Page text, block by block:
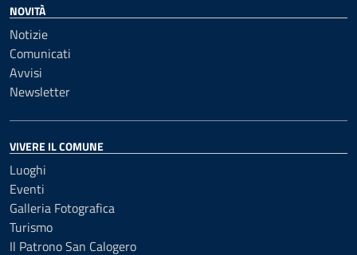
NOVITÀ
Notizie
Comunicati
Avvisi
Newsletter
VIVERE IL COMUNE
Luoghi
Eventi
Galleria Fotografica
Turismo
Il Patrono San Calogero